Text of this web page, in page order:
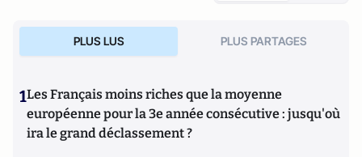
PLUS LUS PLUS PARTAGES
1Les Français moins riches que la moyenne
européenne pour la 3e année consécutive : jusqu'où
ira le grand déclassement ?